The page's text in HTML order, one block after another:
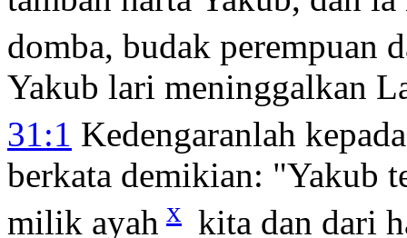
domba, budak perempuan
Yakub lari meninggalkan
31:1 Kedengaranlah
berkata demikian: "Yakub
milik ayah x kita dan dari